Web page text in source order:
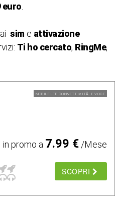
euro
sim e attivazione
Ti ho cercato, RingMe,
MOBILE LTE CONNETTIVITÃ E VOCE
in promo a 7.99 €/Mese
SCOPRI